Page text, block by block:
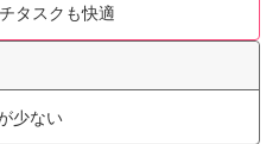
タスクも快適
少ない